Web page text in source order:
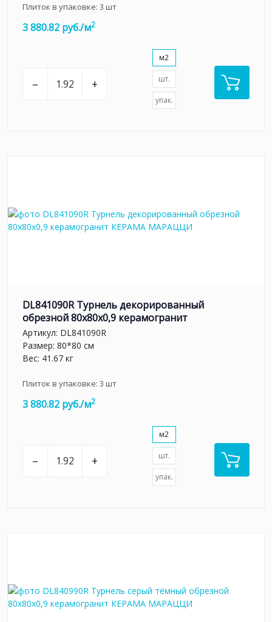
Плиток в упаковке: 3 шт
3 880.82 руб./м2
– +
м2
шт.
упак.
DL841090R Турнель декорированный
обрезной 80x80x0,9 керамогранит
Артикул: DL841090R
Размер: 80*80 см
Вес: 41.67 кг
Плиток в упаковке: 3 шт
3 880.82 руб./м2
– +
м2
шт.
упак.